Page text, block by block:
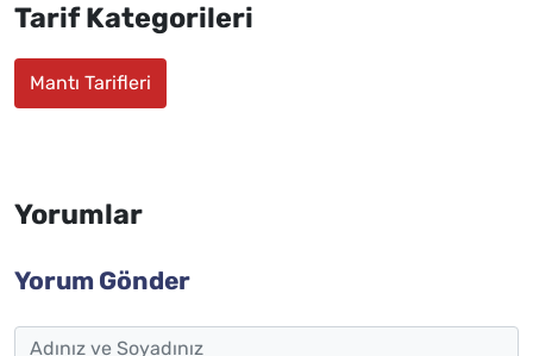
Tarif Kategorileri
Mantı Tarifleri
Yorumlar
Yorum Gönder